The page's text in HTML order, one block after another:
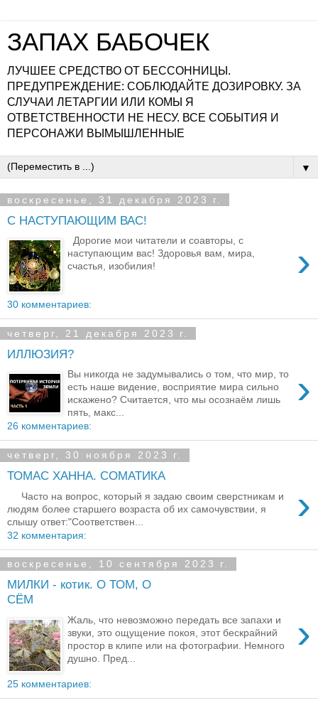
ЗАПАХ БАБОЧЕК
ЛУЧШЕЕ СРЕДСТВО ОТ БЕССОННИЦЫ.
ПРЕДУПРЕЖДЕНИЕ: СОБЛЮДАЙТЕ ДОЗИРОВКУ. ЗА
СЛУЧАИ ЛЕТАРГИИ ИЛИ КОМЫ Я
ОТВЕТСТВЕННОСТИ НЕ НЕСУ. ВСЕ СОБЫТИЯ И
ПЕРСОНАЖИ ВЫМЫШЛЕННЫЕ
▼
воскресенье, 31 декабря 2023 г.
С НАСТУПАЮЩИМ ВАС!
›
Дорогие мои читатели и соавторы, с
наступающим вас! Здоровья вам, мира,
счастья, изобилия!
30 комментариев:
четверг, 21 декабря 2023 г.
ИЛЛЮЗИЯ?
›
Вы никогда не задумывались о том, что мир, то
есть наше видение, восприятие мира сильно
искажено? Считается, что мы осознаём лишь
пять, макс...
26 комментариев:
четверг, 30 ноября 2023 г.
ТОМАС ХАННА. СОМАТИКА
›
Часто на вопрос, который я задаю своим сверстникам и
людям более старшего возраста об их самочувствии, я
слышу ответ:"Соответствен...
32 комментария:
воскресенье, 10 сентября 2023 г.
МИЛКИ - котик. О ТОМ, О
СЁМ
›
Жаль, что невозможно передать все запахи и
звуки, это ощущение покоя, этот бескрайний
простор в клипе или на фотографии. Немного
душно. Пред...
25 комментариев: